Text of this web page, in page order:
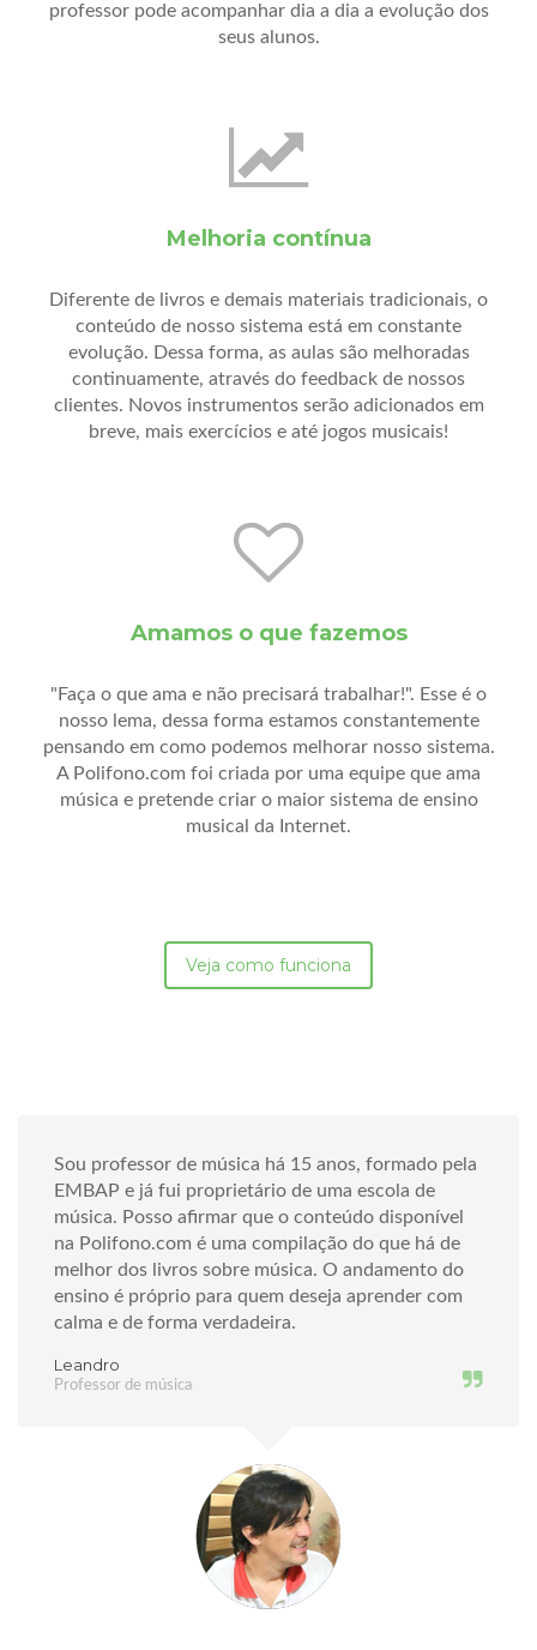
professor pode acompanhar dia a dia a evolução dos
seus alunos.
Melhoria contínua
Diferente de livros e demais materiais tradicionais, o
conteúdo de nosso sistema está em constante
evolução. Dessa forma, as aulas são melhoradas
continuamente, através do feedback de nossos
clientes. Novos instrumentos serão adicionados em
breve, mais exercícios e até jogos musicais!
Amamos o que fazemos
"Faça o que ama e não precisará trabalhar!". Esse é o
nosso lema, dessa forma estamos constantemente
pensando em como podemos melhorar nosso sistema.
A Polifono.com foi criada por uma equipe que ama
música e pretende criar o maior sistema de ensino
musical da Internet.
Veja como funciona
Sou professor de música há 15 anos, formado pela
EMBAP e já fui proprietário de uma escola de
música. Posso afirmar que o conteúdo disponível
na Polifono.com é uma compilação do que há de
melhor dos livros sobre música. O andamento do
ensino é próprio para quem deseja aprender com
calma e de forma verdadeira.
Leandro
Professor de música